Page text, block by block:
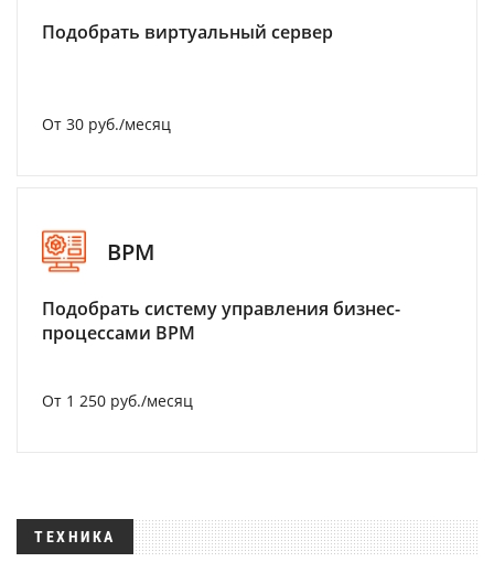
Подобрать виртуальный сервер
От 30 руб./месяц
BPM
Подобрать систему управления бизнес-
процессами BPM
От 1 250 руб./месяц
ТЕХНИКА